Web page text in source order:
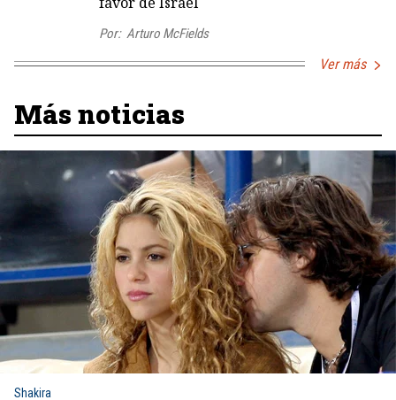
Por: Arturo McFields
Ver más
Más noticias
Shakira